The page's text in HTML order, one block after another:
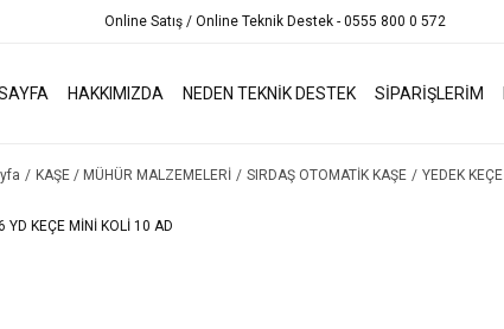
Online Satış / Online Teknik Destek - 0555 800 0 572
HAKKIMIZDA NEDEN TEKNİK DESTEK SİPARİŞLERİM
KAŞE / MÜHÜR MALZEMELERİ SIRDAŞ OTOMATİK KAŞE YEDEK KEÇE